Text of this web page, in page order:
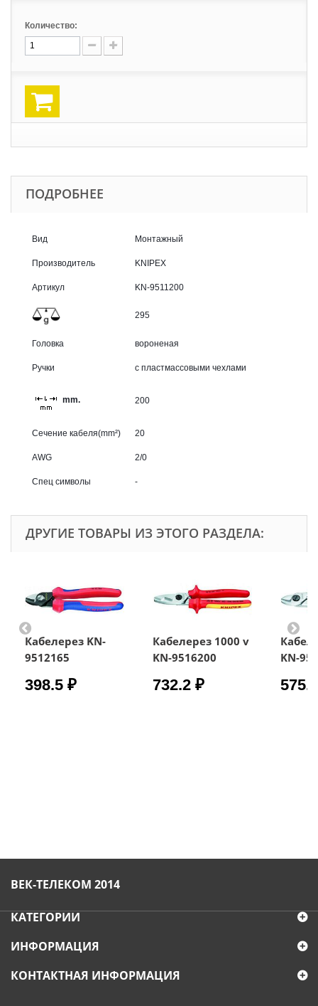
Количество:
ПОДРОБНЕЕ
Вид Монтажный
Производитель KNIPEX
Артикул KN-9511200
295
Головка вороненая
Ручки с пластмассовыми чехлами
mm. 200
Сечение кабеля(mm²) 20
AWG 2/0
Спец символы -
ДРУГИЕ ТОВАРЫ ИЗ ЭТОГО РАЗДЕЛА:
Кабелерез KN-
9512165
398.5 ₽
Кабелерез 1000 v
KN-9516200
732.2 ₽
KN-
ВЕК-ТЕЛЕКОМ 2014
КАТЕГОРИИ
ИНФОРМАЦИЯ
КОНТАКТНАЯ ИНФОРМАЦИЯ